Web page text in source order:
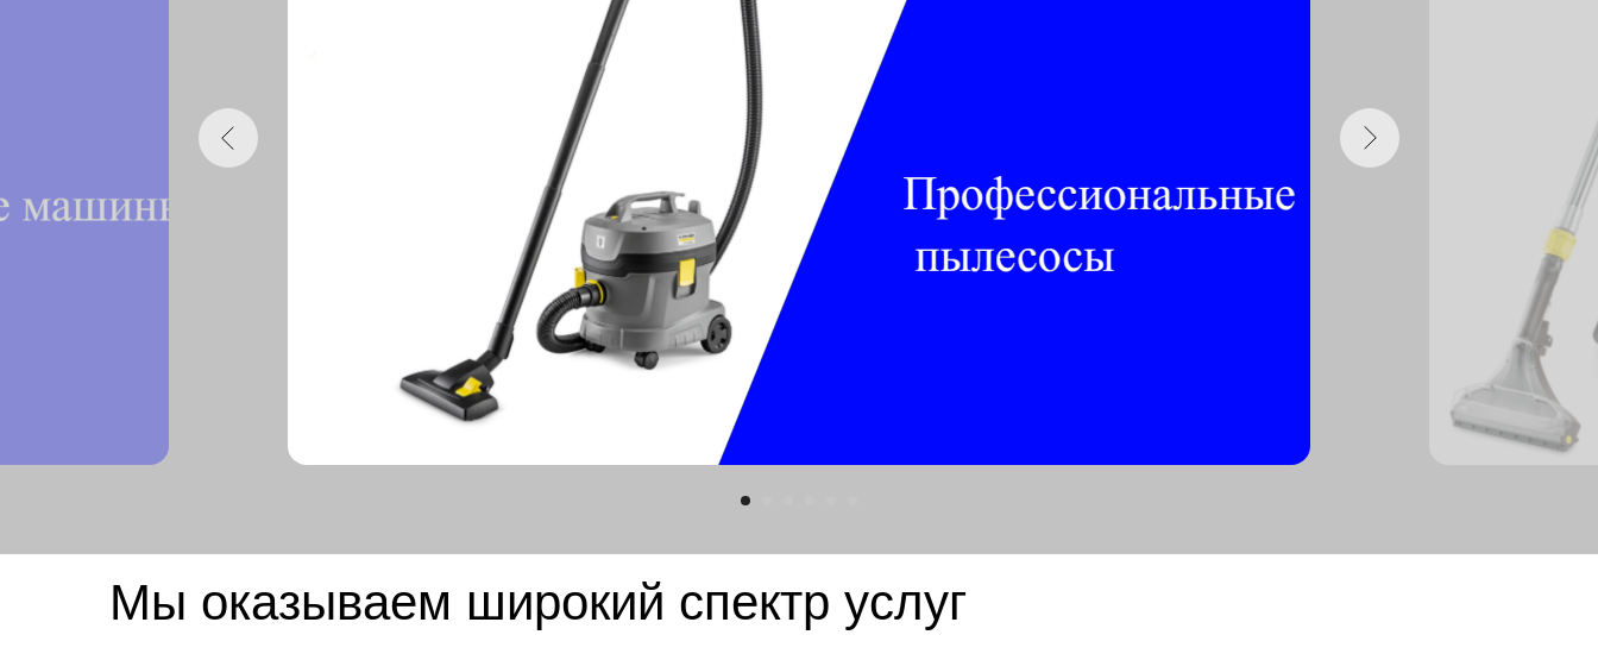
Мы оказываем широкий спектр услуг